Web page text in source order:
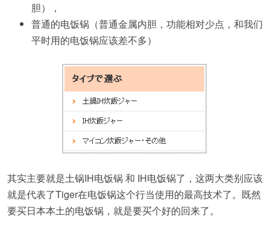
胆），
普通的电饭锅（普通金属内胆，功能相对少点，和我们
平时用的电饭锅应该差不多）
其实主要就是土锅IH电饭锅 和 IH电饭锅了，这两大类别应该
就是代表了Tiger在电饭锅这个行当使用的最高技术了。既然
要买日本本土的电饭锅，就是要买个好的回来了。